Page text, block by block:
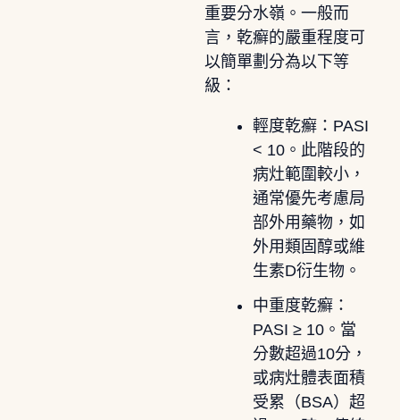
重要分水嶺。一般而
言，乾癬的嚴重程度可
以簡單劃分為以下等
級：
輕度乾癬：PASI
< 10。此階段的
病灶範圍較小，
通常優先考慮局
部外用藥物，如
外用類固醇或維
生素D衍生物。
中重度乾癬：
PASI ≥ 10。當
分數超過10分，
或病灶體表面積
受累（BSA）超